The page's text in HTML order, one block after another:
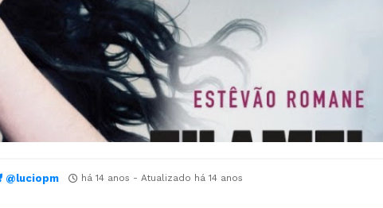
@luciopm há 14 anos - Atualizado há 14 anos